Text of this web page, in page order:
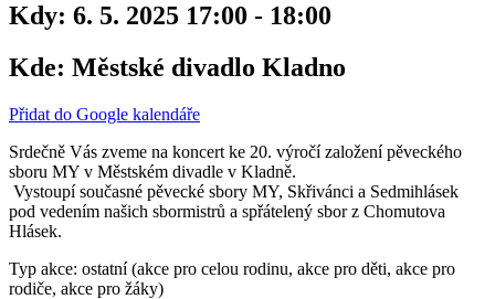
Kdy: 6. 5. 2025 17:00 - 18:00
Kde: Městské divadlo Kladno
Přidat do Google kalendáře
Srdečně Vás zveme na koncert ke 20. výročí založení pěveckého
sboru MY v Městském divadle v Kladně.
Vystoupí současné pěvecké sbory MY, Skřivánci a Sedmihlásek
pod vedením našich sbormistrů a spřátelený sbor z Chomutova
Hlásek.
Typ akce: ostatní (akce pro celou rodinu, akce pro děti, akce pro
rodiče, akce pro žáky)